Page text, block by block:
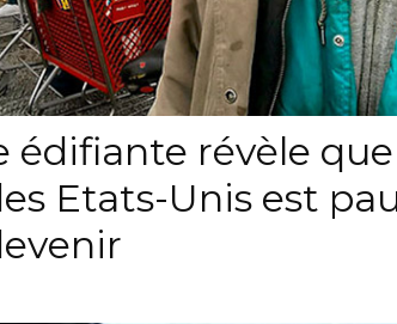
édifiante révèle que
Etats-Unis est